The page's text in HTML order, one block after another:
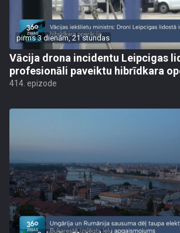
pirms 3 dienām, 21 stundas
Vācija drona incidentu Leipcigas
profesionāli paveiktu hibrīdkara
414. epizode